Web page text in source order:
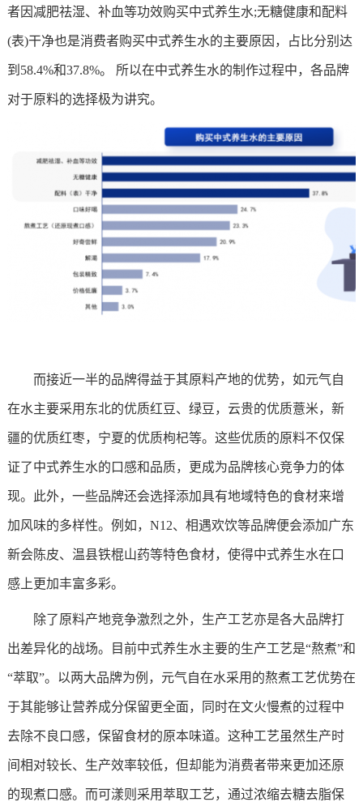
者因减肥祛湿、补血等功效购买中式养生水;无糖健康和配料
(表)干净也是消费者购买中式养生水的主要原因，占比分别达
到58.4%和37.8%。 所以在中式养生水的制作过程中，各品牌
对于原料的选择极为讲究。
而接近一半的品牌得益于其原料产地的优势，如元气自
在水主要采用东北的优质红豆、绿豆，云贵的优质薏米，新
疆的优质红枣，宁夏的优质枸杞等。这些优质的原料不仅保
证了中式养生水的口感和品质，更成为品牌核心竞争力的体
现。此外，一些品牌还会选择添加具有地域特色的食材来增
加风味的多样性。例如，N12、相遇欢饮等品牌便会添加广东
新会陈皮、温县铁棍山药等特色食材，使得中式养生水在口
感上更加丰富多彩。
除了原料产地竞争激烈之外，生产工艺亦是各大品牌打
出差异化的战场。目前中式养生水主要的生产工艺是“熬煮”和
“萃取”。以两大品牌为例，元气自在水采用的熬煮工艺优势在
于其能够让营养成分保留更全面，同时在文火慢煮的过程中
去除不良口感，保留食材的原本味道。这种工艺虽然生产时
间相对较长、生产效率较低，但却能为消费者带来更加还原
的现煮口感。而可漾则采用萃取工艺，通过浓缩去糖去脂保